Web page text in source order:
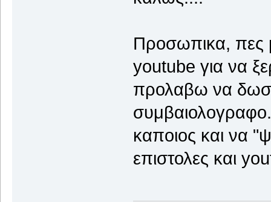
Προσωπικα, πες
youtube για να
προλαβω να
καποιος και να
επιστολες και